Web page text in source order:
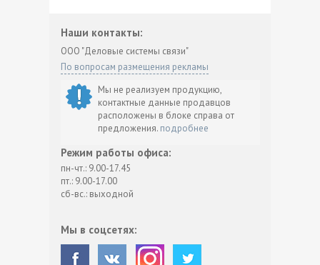
Наши контакты:
ООО "Деловые системы связи"
По вопросам размещения рекламы
Мы не реализуем продукцию,
контактные данные продавцов
расположены в блоке справа от
предложения. подробнее
Режим работы офиса:
пн-чт.: 9.00-17.45
пт.: 9.00-17.00
сб-вс.: выходной
Мы в соцсетях: